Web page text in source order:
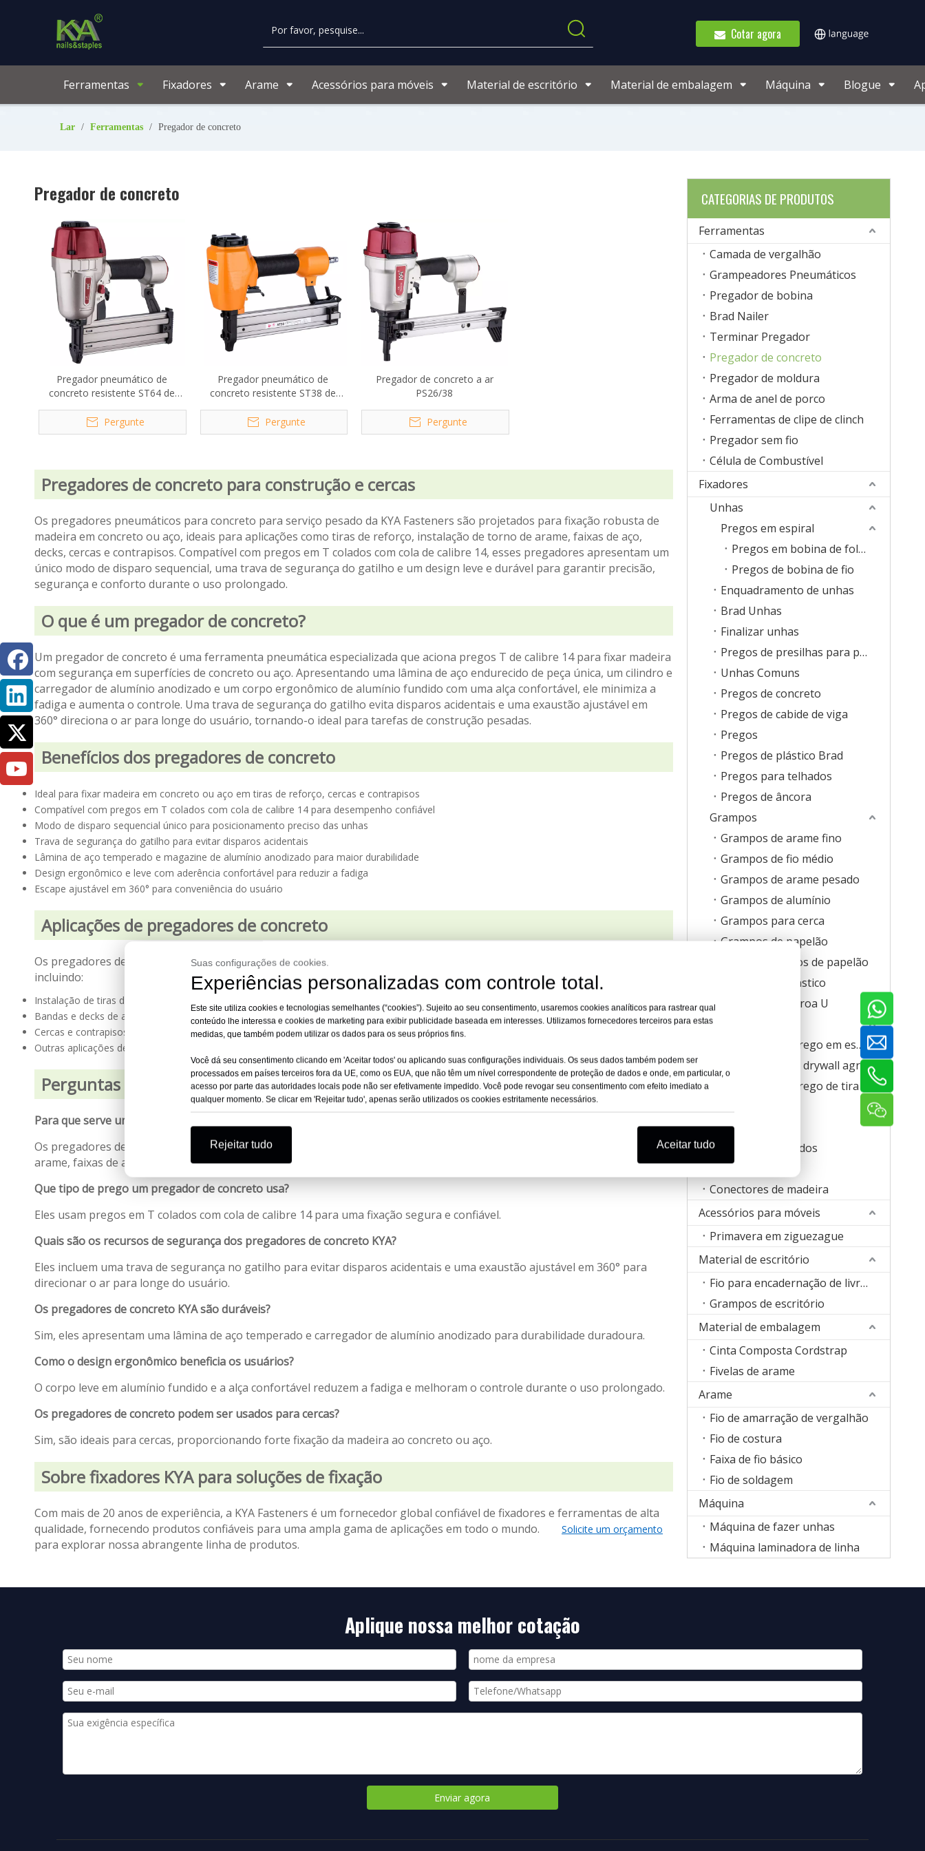
Cotar agora
Ferramentas Fixadores Arame Acessórios para móveis Material de escritório Material de embalagem Máquina Blogue
Lar / Ferramentas / Pregador de concreto
Pregador de concreto
Pregador pneumático de
concreto resistente ST64 de
calibre 14
Pergunte
Pregador pneumático de
concreto resistente ST38 de
calibre 14
Pergunte
Pregador de concreto a ar
PS26/38
Pergunte
Pregadores de concreto para construção e cercas
Os pregadores pneumáticos para concreto para serviço pesado da KYA Fasteners são projetados para fixação robusta de
madeira em concreto ou aço, ideais para aplicações como tiras de reforço, instalação de torno de arame, faixas de aço,
decks, cercas e contrapisos. Compatível com pregos em T colados com cola de calibre 14, esses pregadores apresentam um
único modo de disparo sequencial, uma trava de segurança do gatilho e um design leve e durável para garantir precisão,
segurança e conforto durante o uso prolongado.
O que é um pregador de concreto?
Um pregador de concreto é uma ferramenta pneumática especializada que aciona pregos T de calibre 14 para fixar madeira
com segurança em superfícies de concreto ou aço. Apresentando uma lâmina de aço endurecido de peça única, um cilindro e
carregador de alumínio anodizado e um corpo ergonômico de alumínio fundido com uma alça confortável, ele minimiza a
fadiga e aumenta o controle. Uma trava de segurança do gatilho evita disparos acidentais e uma exaustão ajustável em
360° direciona o ar para longe do usuário, tornando-o ideal para tarefas de construção pesadas.
Benefícios dos pregadores de concreto
Ideal para fixar madeira em concreto ou aço em tiras de reforço, cercas e contrapisos
Compatível com pregos em T colados com cola de calibre 14 para desempenho confiável
Modo de disparo sequencial único para posicionamento preciso das unhas
Trava de segurança do gatilho para evitar disparos acidentais
Lâmina de aço temperado e magazine de alumínio anodizado para maior durabilidade
Design ergonômico e leve com aderência confortável para reduzir a fadiga
Escape ajustável em 360° para conveniência do usuário
Aplicações de pregadores de concreto
Os pregadores de concreto são ferramentas versáteis, adequadas para uma variedade de tarefas de fixação pesadas,
incluindo:
Instalação de tiras de reforço e torno de arame
Bandas e decks de aço
Cercas e contrapisos
Outras aplicações de madeira para concreto ou madeira para aço
Perguntas frequentes sobre pregadores de concreto
Para que serve um pregador de concreto?
Os pregadores de concreto são usados ​​para fixar madeira a concreto ou aço em aplicações como tiras de reforço, torno de
arame, faixas de aço, decks, cercas e contrapisos.
Que tipo de prego um pregador de concreto usa?
Eles usam pregos em T colados com cola de calibre 14 para uma fixação segura e confiável.
Quais são os recursos de segurança dos pregadores de concreto KYA?
Eles incluem uma trava de segurança no gatilho para evitar disparos acidentais e uma exaustão ajustável em 360° para
direcionar o ar para longe do usuário.
Os pregadores de concreto KYA são duráveis?
Sim, eles apresentam uma lâmina de aço temperado e carregador de alumínio anodizado para durabilidade duradoura.
Como o design ergonômico beneficia os usuários?
O corpo leve em alumínio fundido e a alça confortável reduzem a fadiga e melhoram o controle durante o uso prolongado.
Os pregadores de concreto podem ser usados ​​para cercas?
Sim, são ideais para cercas, proporcionando forte fixação da madeira ao concreto ou aço.
Sobre fixadores KYA para soluções de fixação
Com mais de 20 anos de experiência, a KYA Fasteners é um fornecedor global confiável de fixadores e ferramentas de alta
qualidade, fornecendo produtos confiáveis ​​para uma ampla gama de aplicações em todo o mundo. Solicite um orçamento
para explorar nossa abrangente linha de produtos.
CATEGORIAS DE PRODUTOS
Ferramentas
Camada de vergalhão
Grampeadores Pneumáticos
Pregador de bobina
Brad Nailer
Terminar Pregador
Pregador de concreto
Pregador de moldura
Arma de anel de porco
Ferramentas de clipe de clinch
Pregador sem fio
Célula de Combustível
Fixadores
Unhas
Pregos em espiral
Pregos em bobina de folha de plástico
Pregos de bobina de fio
Enquadramento de unhas
Brad Unhas
Finalizar unhas
Pregos de presilhas para pisos
Unhas Comuns
Pregos de concreto
Pregos de cabide de viga
Pregos
Pregos de plástico Brad
Pregos para telhados
Pregos de âncora
Grampos
Grampos de arame fino
Grampos de fio médio
Grampos de arame pesado
Grampos de alumínio
Grampos para cerca
Grampos de papelão
Rolo de grampos de papelão
Grampos de plástico
Grampos da Coroa U
Parafusos
Parafusos de prego em espiral
Parafusos para drywall agrupados
Clipes de colchão
Fixadores Ondulados
Porca T
Conectores de madeira
Acessórios para móveis
Primavera em ziguezague
Material de escritório
Fio para encadernação de livros
Grampos de escritório
Material de embalagem
Cinta Composta Cordstrap
Fivelas de arame
Arame
Fio de amarração de vergalhão
Fio de costura
Faixa de fio básico
Fio de soldagem
Máquina
Máquina de fazer unhas
Máquina laminadora de linha
Aplique nossa melhor cotação
Enviar agora
Suas configurações de cookies.
Experiências personalizadas com controle total.
Este site utiliza cookies e tecnologias semelhantes (“cookies”). Sujeito ao seu consentimento, usaremos cookies analíticos para rastrear qual
conteúdo lhe interessa e cookies de marketing para exibir publicidade baseada em interesses. Utilizamos fornecedores terceiros para estas
medidas, que também podem utilizar os dados para os seus próprios fins.
Você dá seu consentimento clicando em 'Aceitar todos' ou aplicando suas configurações individuais. Os seus dados também podem ser
processados ​​em países terceiros fora da UE, como os EUA, que não têm um nível correspondente de proteção de dados e onde, em particular, o
acesso por parte das autoridades locais pode não ser efetivamente impedido. Você pode revogar seu consentimento com efeito imediato a
qualquer momento. Se clicar em 'Rejeitar tudo', apenas serão utilizados os cookies estritamente necessários.
Rejeitar tudo Aceitar tudo